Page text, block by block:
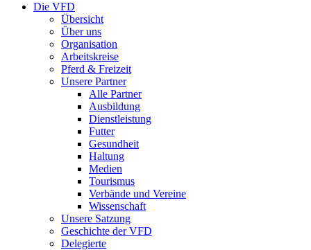
Die VFD
Übersicht
Über uns
Organisation
Arbeitskreise
Pferd & Freizeit
Unsere Partner
Alle Partner
Ausbildung
Dienstleistung
Futter
Gesundheit
Haltung
Medien
Tourismus
Verbände und Vereine
Wissenschaft
Unsere Satzung
Geschichte der VFD
Delegierte